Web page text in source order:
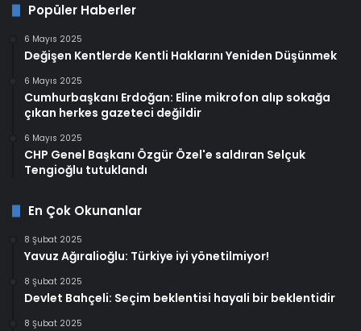
Popüler Haberler
6 Mayıs 2025
Değişen Kentlerde Kentli Haklarını Yeniden Düşünmek
6 Mayıs 2025
Cumhurbaşkanı Erdoğan: Eline mikrofon alıp sokağa
çıkan herkes gazeteci değildir
6 Mayıs 2025
CHP Genel Başkanı Özgür Özel'e saldıran Selçuk
Tengioğlu tutuklandı
En Çok Okunanlar
8 Şubat 2025
Yavuz Ağıralioğlu: Türkiye iyi yönetilmiyor!
8 Şubat 2025
Devlet Bahçeli: Seçim beklentisi hayali bir beklentidir
8 Şubat 2025